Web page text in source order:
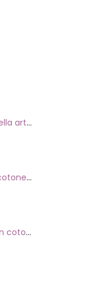
Slip tripack donna vita bassa cotonella art 3165 in cotone elasticizzato
Maglia uomo nottingham in caldo cotone scollo a v manica lunga
3 pezzi Fantasmino unisex diadora in cotone mercerizzato tg dalla 35 alla 46